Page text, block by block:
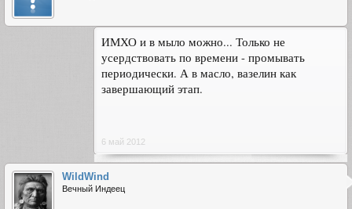
ИМХО и в мыло можно... Только не
усердствовать по времени - промывать
периодически. А в масло, вазелин как
завершающий этап.
6 май 2012
WildWind
Вечный Индеец